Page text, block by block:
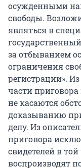
осужденными
свободы.
являться в
за отбыванием
ограничения
регистрации».
части
не касаются
доказыванию
делу. Из
приговора
свидетелей в
воспроизводят